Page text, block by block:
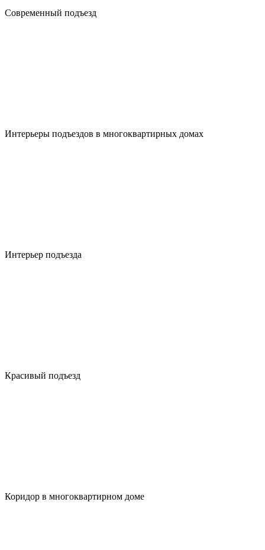
Современный подъезд
Интерьеры подъездов в многоквартирных домах
Интерьер подъезда
Красивый подъезд
Коридор в многоквартирном доме